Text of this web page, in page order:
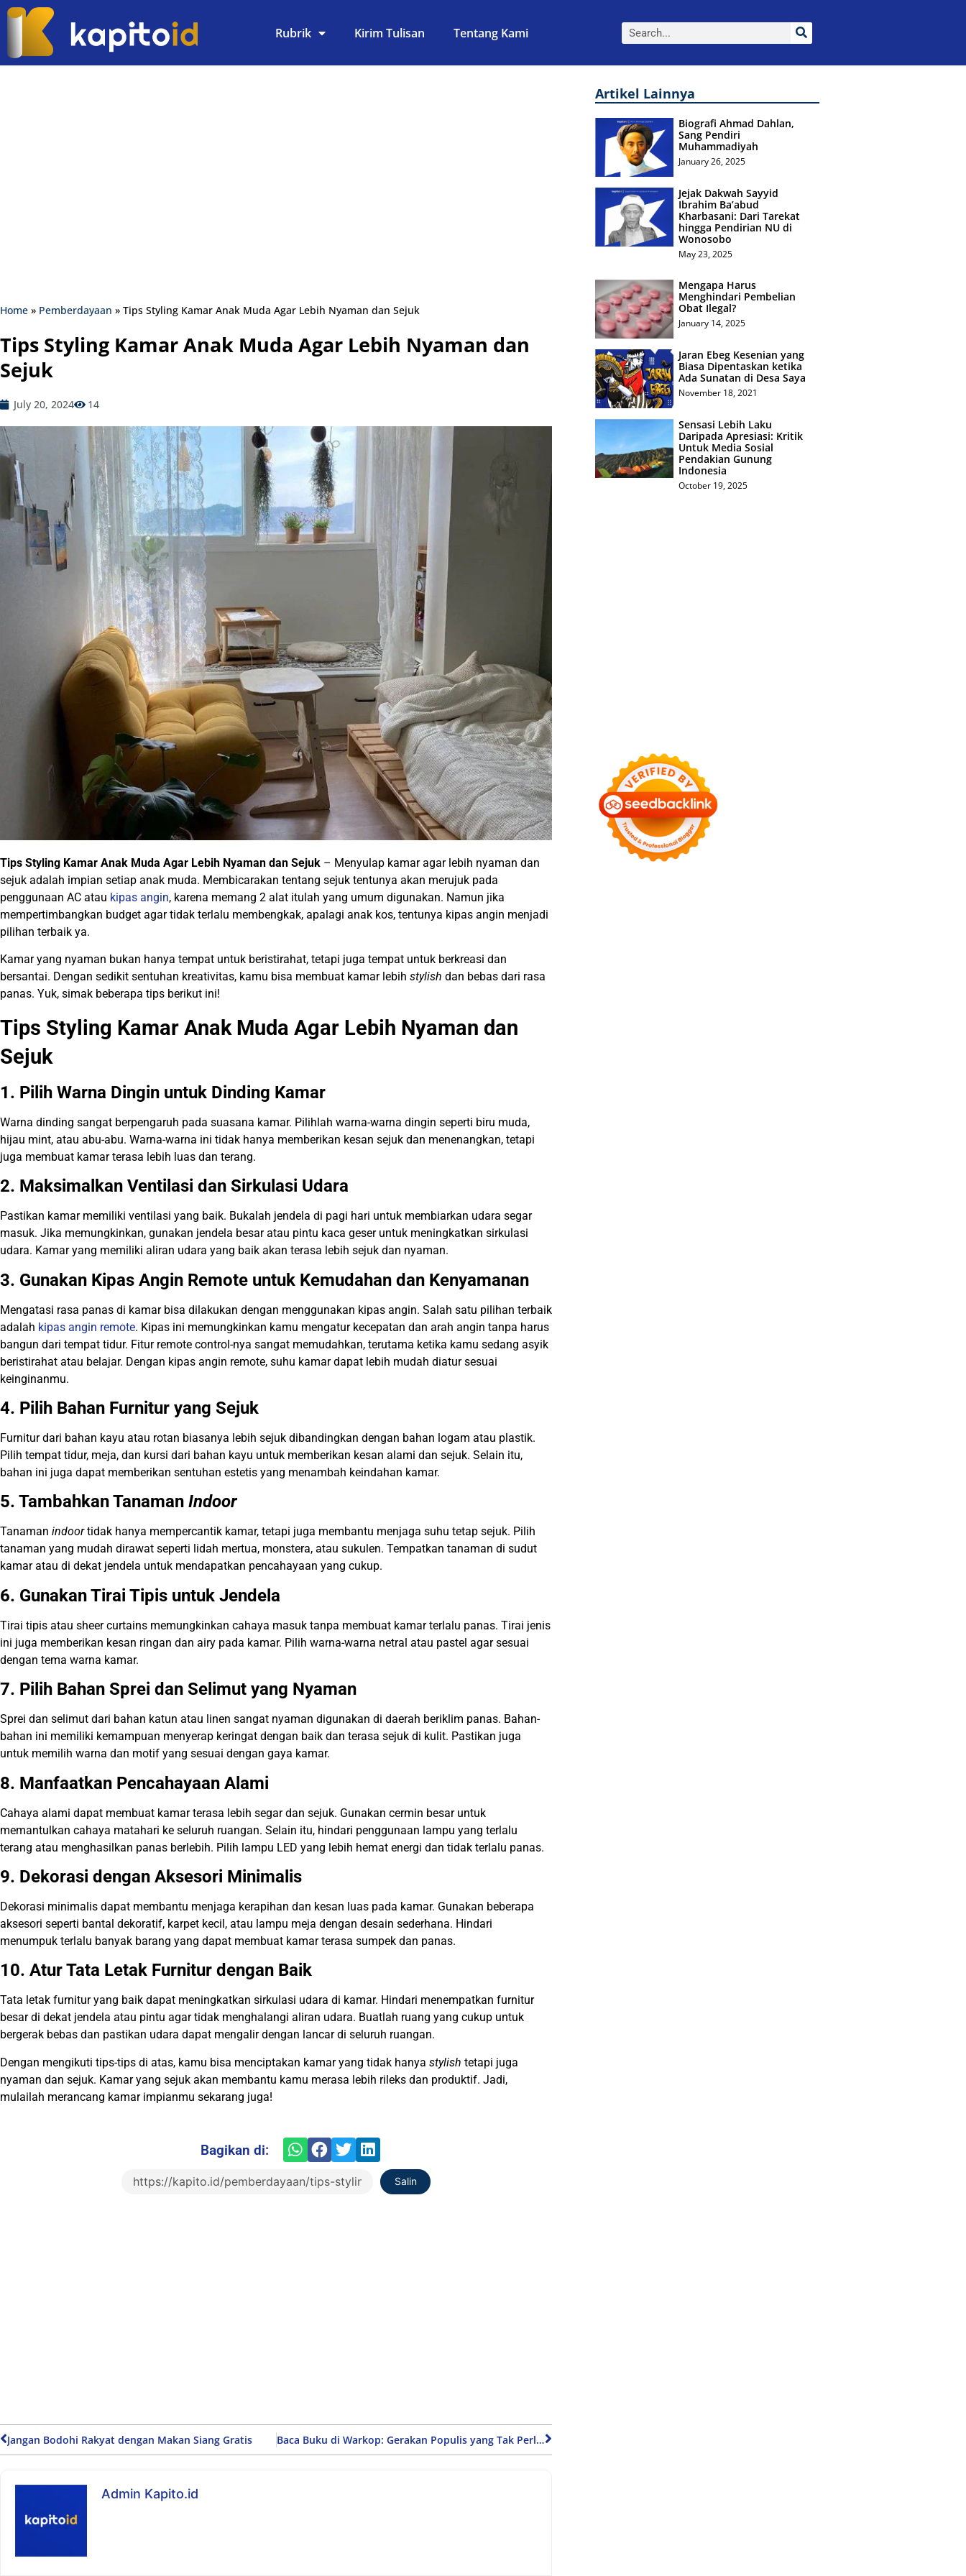
Rubrik Kirim Tulisan Tentang Kami
Home » Pemberdayaan » Tips Styling Kamar Anak Muda Agar Lebih Nyaman dan Sejuk
Tips Styling Kamar Anak Muda Agar Lebih Nyaman dan
Sejuk
July 20, 2024 14
Tips Styling Kamar Anak Muda Agar Lebih Nyaman dan Sejuk – Menyulap kamar agar lebih nyaman dan
sejuk adalah impian setiap anak muda. Membicarakan tentang sejuk tentunya akan merujuk pada
penggunaan AC atau kipas angin, karena memang 2 alat itulah yang umum digunakan. Namun jika
mempertimbangkan budget agar tidak terlalu membengkak, apalagi anak kos, tentunya kipas angin menjadi
pilihan terbaik ya.
Kamar yang nyaman bukan hanya tempat untuk beristirahat, tetapi juga tempat untuk berkreasi dan
bersantai. Dengan sedikit sentuhan kreativitas, kamu bisa membuat kamar lebih stylish dan bebas dari rasa
panas. Yuk, simak beberapa tips berikut ini!
Tips Styling Kamar Anak Muda Agar Lebih Nyaman dan
Sejuk
1. Pilih Warna Dingin untuk Dinding Kamar
Warna dinding sangat berpengaruh pada suasana kamar. Pilihlah warna-warna dingin seperti biru muda,
hijau mint, atau abu-abu. Warna-warna ini tidak hanya memberikan kesan sejuk dan menenangkan, tetapi
juga membuat kamar terasa lebih luas dan terang.
2. Maksimalkan Ventilasi dan Sirkulasi Udara
Pastikan kamar memiliki ventilasi yang baik. Bukalah jendela di pagi hari untuk membiarkan udara segar
masuk. Jika memungkinkan, gunakan jendela besar atau pintu kaca geser untuk meningkatkan sirkulasi
udara. Kamar yang memiliki aliran udara yang baik akan terasa lebih sejuk dan nyaman.
3. Gunakan Kipas Angin Remote untuk Kemudahan dan Kenyamanan
Mengatasi rasa panas di kamar bisa dilakukan dengan menggunakan kipas angin. Salah satu pilihan terbaik
adalah kipas angin remote. Kipas ini memungkinkan kamu mengatur kecepatan dan arah angin tanpa harus
bangun dari tempat tidur. Fitur remote control-nya sangat memudahkan, terutama ketika kamu sedang asyik
beristirahat atau belajar. Dengan kipas angin remote, suhu kamar dapat lebih mudah diatur sesuai
keinginanmu.
4. Pilih Bahan Furnitur yang Sejuk
Furnitur dari bahan kayu atau rotan biasanya lebih sejuk dibandingkan dengan bahan logam atau plastik.
Pilih tempat tidur, meja, dan kursi dari bahan kayu untuk memberikan kesan alami dan sejuk. Selain itu,
bahan ini juga dapat memberikan sentuhan estetis yang menambah keindahan kamar.
5. Tambahkan Tanaman Indoor
Tanaman indoortidak hanya mempercantik kamar, tetapi juga membantu menjaga suhu tetap sejuk. Pilih
tanaman yang mudah dirawat seperti lidah mertua, monstera, atau sukulen. Tempatkan tanaman di sudut
kamar atau di dekat jendela untuk mendapatkan pencahayaan yang cukup.
6. Gunakan Tirai Tipis untuk Jendela
Tirai tipis atau sheer curtains memungkinkan cahaya masuk tanpa membuat kamar terlalu panas. Tirai jenis
ini juga memberikan kesan ringan dan airy pada kamar. Pilih warna-warna netral atau pastel agar sesuai
dengan tema warna kamar.
7. Pilih Bahan Sprei dan Selimut yang Nyaman
Sprei dan selimut dari bahan katun atau linen sangat nyaman digunakan di daerah beriklim panas. Bahan-
bahan ini memiliki kemampuan menyerap keringat dengan baik dan terasa sejuk di kulit. Pastikan juga
untuk memilih warna dan motif yang sesuai dengan gaya kamar.
8. Manfaatkan Pencahayaan Alami
Cahaya alami dapat membuat kamar terasa lebih segar dan sejuk. Gunakan cermin besar untuk
memantulkan cahaya matahari ke seluruh ruangan. Selain itu, hindari penggunaan lampu yang terlalu
terang atau menghasilkan panas berlebih. Pilih lampu LED yang lebih hemat energi dan tidak terlalu panas.
9. Dekorasi dengan Aksesori Minimalis
Dekorasi minimalis dapat membantu menjaga kerapihan dan kesan luas pada kamar. Gunakan beberapa
aksesori seperti bantal dekoratif, karpet kecil, atau lampu meja dengan desain sederhana. Hindari
menumpuk terlalu banyak barang yang dapat membuat kamar terasa sumpek dan panas.
10. Atur Tata Letak Furnitur dengan Baik
Tata letak furnitur yang baik dapat meningkatkan sirkulasi udara di kamar. Hindari menempatkan furnitur
besar di dekat jendela atau pintu agar tidak menghalangi aliran udara. Buatlah ruang yang cukup untuk
bergerak bebas dan pastikan udara dapat mengalir dengan lancar di seluruh ruangan.
Dengan mengikuti tips-tips di atas, kamu bisa menciptakan kamar yang tidak hanya stylish tetapi juga
nyaman dan sejuk. Kamar yang sejuk akan membantu kamu merasa lebih rileks dan produktif. Jadi,
mulailah merancang kamar impianmu sekarang juga!
Bagikan di:
Salin
Jangan Bodohi Rakyat dengan Makan Siang Gratis Baca Buku di Warkop: Gerakan Populis yang Tak Perlu Estetika
Admin Kapito.id
Artikel Lainnya
Biografi Ahmad Dahlan,
Sang Pendiri
Muhammadiyah
January 26, 2025
Jejak Dakwah Sayyid
Ibrahim Ba’abud
Kharbasani: Dari Tarekat
hingga Pendirian NU di
Wonosobo
May 23, 2025
Mengapa Harus
Menghindari Pembelian
Obat Ilegal?
January 14, 2025
Jaran Ebeg Kesenian yang
Biasa Dipentaskan ketika
Ada Sunatan di Desa Saya
November 18, 2021
Sensasi Lebih Laku
Daripada Apresiasi: Kritik
Untuk Media Sosial
Pendakian Gunung
Indonesia
October 19, 2025